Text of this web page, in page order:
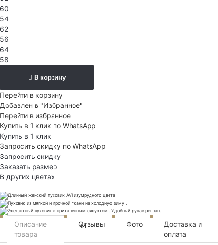
60
54
62
56
64
58
В корзину
Перейти в корзину
Добавлен в "Избранное"
Перейти в избранное
Купить в 1 клик по WhatsApp
Купить в 1 клик
Запросить скидку по WhatsApp
Запросить скидку
Заказать размер
В других цветах
Описание
товара
Отзывы
14 Фото
Доставка и
оплата